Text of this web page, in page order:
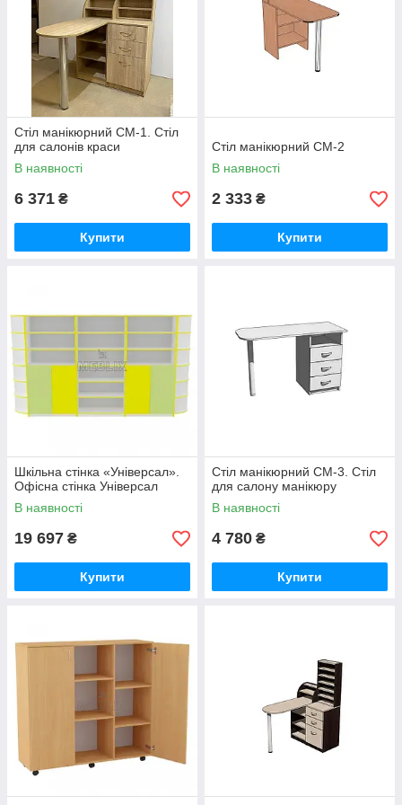
Стіл манікюрний СМ-1. Стіл
для салонів краси
В наявності
6 371 ₴
Купити
Стіл манікюрний СМ-2
В наявності
2 333 ₴
Купити
Шкільна стінка «Універсал».
Офісна стінка Універсал
В наявності
19 697 ₴
Купити
Стіл манікюрний СМ-3. Стіл
для салону манікюру
В наявності
4 780 ₴
Купити